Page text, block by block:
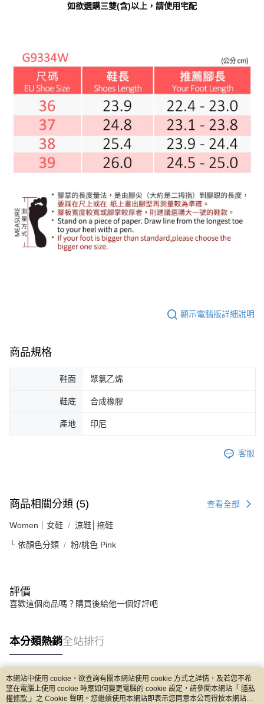
如欲選購三雙(含)以上，請使用宅配
顯示電腦版詳細說明
商品規格
鞋面 聚氯乙烯
鞋底 合成橡膠
產地 印尼
客服
商品相關分類 (5) 查看全部
Women｜女鞋 涼鞋│拖鞋
└ 依顏色分類 粉/桃色 Pink
評價
喜歡這個商品嗎？購買後給他一個好評吧
本分類熱銷全站排行
熱門標籤
本網站中使用 cookie，欲查詢有關本網站使用 cookie 方式之詳情，及若您不希
望在電腦上使用 cookie 時應如何變更電腦的 cookie 設定，請參閱本網站「 隱私
權條款 」之 Cookie 聲明。您繼續使用本網站即表示您同意本公司得按本網站使